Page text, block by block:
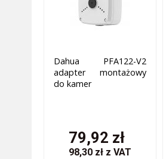
Dahua PFA122-V2
adapter montażowy
do kamer
79,92 zł
98,30 zł z VAT